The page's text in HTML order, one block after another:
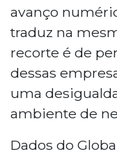
avanço
traduz na
recorte é de
dessas
uma
ambiente de
Dados do